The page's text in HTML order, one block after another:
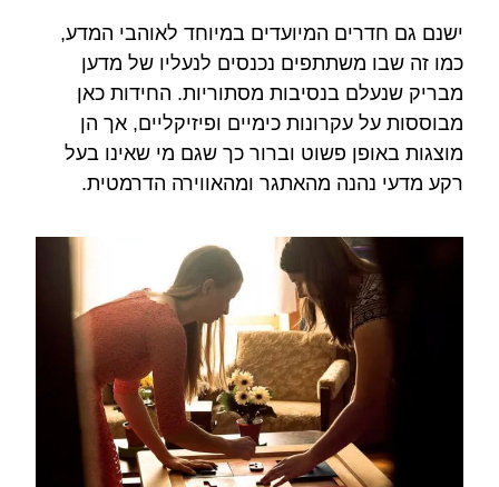
ישנם גם חדרים המיועדים במיוחד לאוהבי המדע,
כמו זה שבו משתתפים נכנסים לנעליו של מדען
מבריק שנעלם בנסיבות מסתוריות. החידות כאן
מבוססות על עקרונות כימיים ופיזיקליים, אך הן
מוצגות באופן פשוט וברור כך שגם מי שאינו בעל
רקע מדעי נהנה מהאתגר ומהאווירה הדרמטית.